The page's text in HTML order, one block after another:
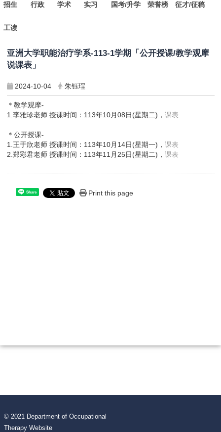
招生 行政 学术 实习 国考/升学 荣誉榜 征才/征稿
工读
亚洲大学职能治疗学系-113-1学期「公开授课/教学观摩
说课表」
2024-10-04 朱钰珵
＊教学观摩-
1.李雅珍老师 授课时间：113年10月08日(星期二)， 课表
＊公开授课-
1.王于欣老师 授课时间：113年10月14日(星期一)， 课表
2.郑彩君老师 授课时间：113年11月25日(星期二)， 课表
Share Print this page
© 2021 Department of Occupational
Therapy Website